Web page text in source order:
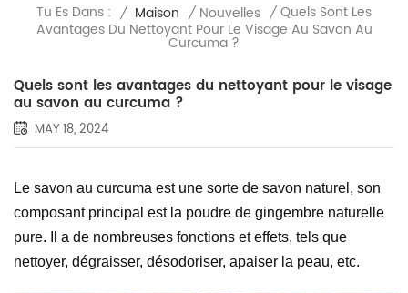
Tu Es Dans : / Maison / Nouvelles / Quels Sont Les
Avantages Du Nettoyant Pour Le Visage Au Savon Au
Curcuma ?
Quels sont les avantages du nettoyant pour le visage
au savon au curcuma ?
MAY 18, 2024
Le savon au curcuma est une sorte de savon naturel, son
composant principal est la poudre de gingembre naturelle
pure. Il a de nombreuses fonctions et effets, tels que
nettoyer, dégraisser, désodoriser, apaiser la peau, etc.